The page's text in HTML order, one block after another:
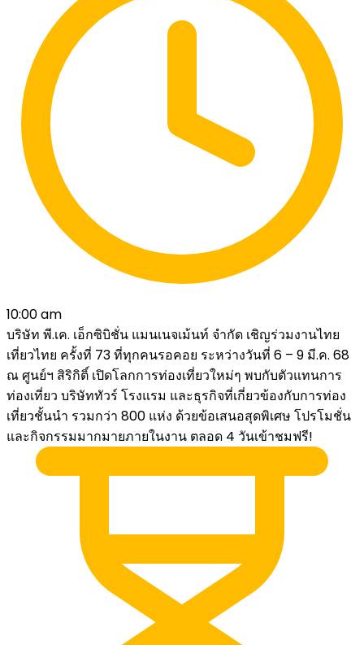
10:00 am
บริษัท พี.เค. เอ็กซิบิชั่น แมนเนจเม้นท์ จำกัด เชิญร่วมงานไทย
เที่ยวไทย ครั้งที่ 73 ที่ทุกคนรอคอย ระหว่างวันที่ 6 – 9 มี.ค. 68
ณ ศูนย์ฯ สิริกิติ์ เปิดโลกการท่องเที่ยวใหม่ๆ พบกับตัวแทนการ
ท่องเที่ยว บริษัททัวร์ โรงแรม และธุรกิจที่เกี่ยวข้องกับการท่อง
เที่ยวชั้นนำ รวมกว่า 800 แห่ง ด้วยข้อเสนอสุดพิเศษ โปรโมชั่น
และกิจกรรมมากมายภายในงาน ตลอด 4 วันเข้าชมฟรี!